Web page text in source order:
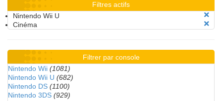
Filtres actifs
Nintendo Wii U
Cinéma
Filtrer par console
Nintendo Wii (1081)
Nintendo Wii U (682)
Nintendo DS (1100)
Nintendo 3DS (929)